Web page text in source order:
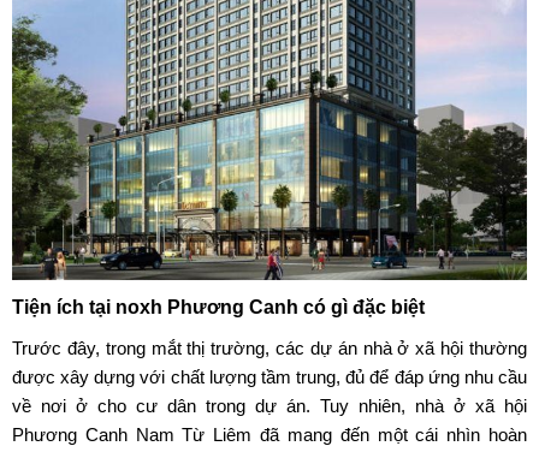
Tiện ích tại noxh Phương Canh có gì đặc biệt
Trước đây, trong mắt thị trường, các dự án nhà ở xã hội thường
được xây dựng với chất lượng tầm trung, đủ để đáp ứng nhu cầu
về nơi ở cho cư dân trong dự án. Tuy nhiên, nhà ở xã hội
Phương Canh Nam Từ Liêm đã mang đến một cái nhìn hoàn